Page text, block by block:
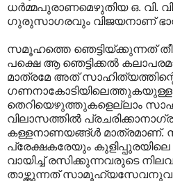
ധര്‍മ്മപുരാണമെഴുതിയ ഒ. വി.
ഗുരുസാഗരവും വിജയനാണ്
സമൂഹത്തെ ഞെട്ടിയ്ക്കുന്നത്
പക്ഷെ ആ ഞെട്ടിക്കല്‍
മാത്രമേ അത്
തെറിയെഴുത്തുകളെല്ലാം
വിലാസത്തില്‍
കള്ളനാണയങ്ങ്ള്‍ മാത്രമാണ്.
പ്രേക്ഷകരേയും
വായിച്ച് രസിക്കുന്നവരുടെ
താഴ്ത്തുന്നത്